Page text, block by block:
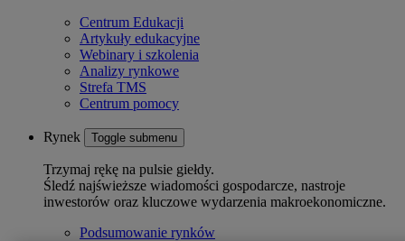
Centrum Edukacji
Artykuły edukacyjne
Webinary i szkolenia
Analizy rynkowe
Strefa TMS
Centrum pomocy
Rynek Toggle submenu
Trzymaj rękę na pulsie giełdy.
Śledź najświeższe wiadomości gospodarcze, nastroje
inwestorów oraz kluczowe wydarzenia makroekonomiczne.
Podsumowanie rynków